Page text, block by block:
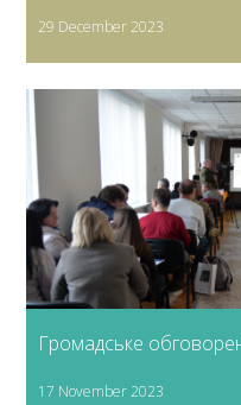
29 December 2023
Громадське
17 November 2023